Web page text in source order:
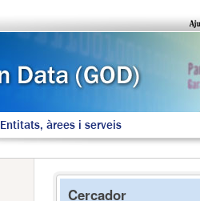
Entitats, àrees i serveis
Cercador